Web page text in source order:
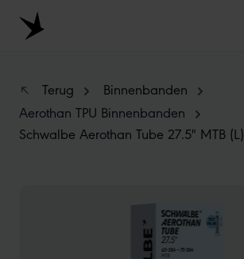
Skip to main content
RECYCLING
MAATAANDUIDING
Terug
Binnenbanden
Aerothan TPU Binnenbanden
Schwalbe Aerothan Tube 27.5" MTB (L)